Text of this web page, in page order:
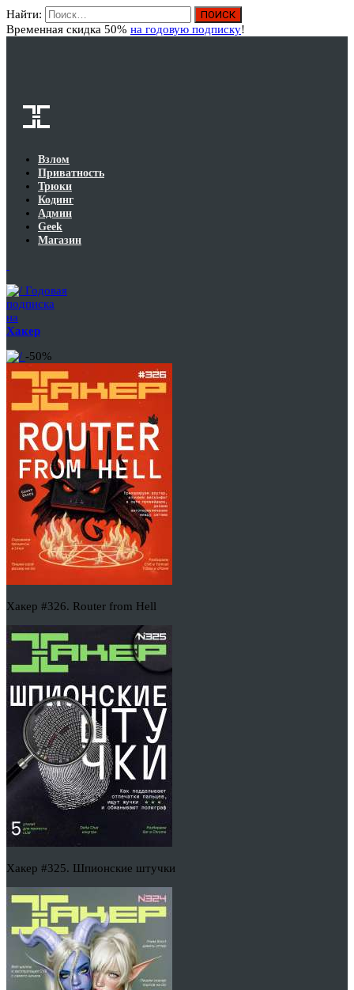
Найти:
Временная скидка 50% на годовую подписку!
Взлом
Приватность
Трюки
Кодинг
Админ
Geek
Магазин
Годовая
подписка
на
Хакер
-50%
Хакер #326. Router from Hell
Хакер #325. Шпионские штучки